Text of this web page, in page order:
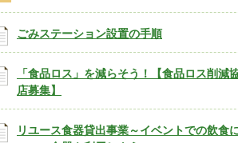
ごみステーション設置の手順
「食品ロス」を減らそう！【食品ロス削減
店募集】
リユース食器貸出事業～イベントでの飲食